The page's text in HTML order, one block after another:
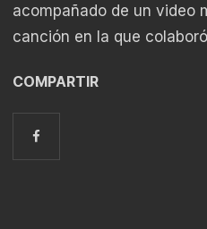
acompañado de un video
canción en la que
COMPARTIR